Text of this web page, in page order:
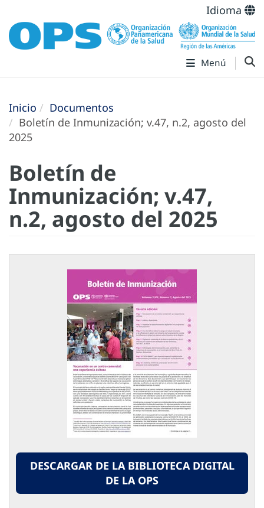
Idioma
Menú
Inicio
Documentos
Boletín de Inmunización; v.47, n.2, agosto del
2025
Boletín de
Inmunización; v.47,
n.2, agosto del 2025
DESCARGAR DE LA BIBLIOTECA DIGITAL
DE LA OPS